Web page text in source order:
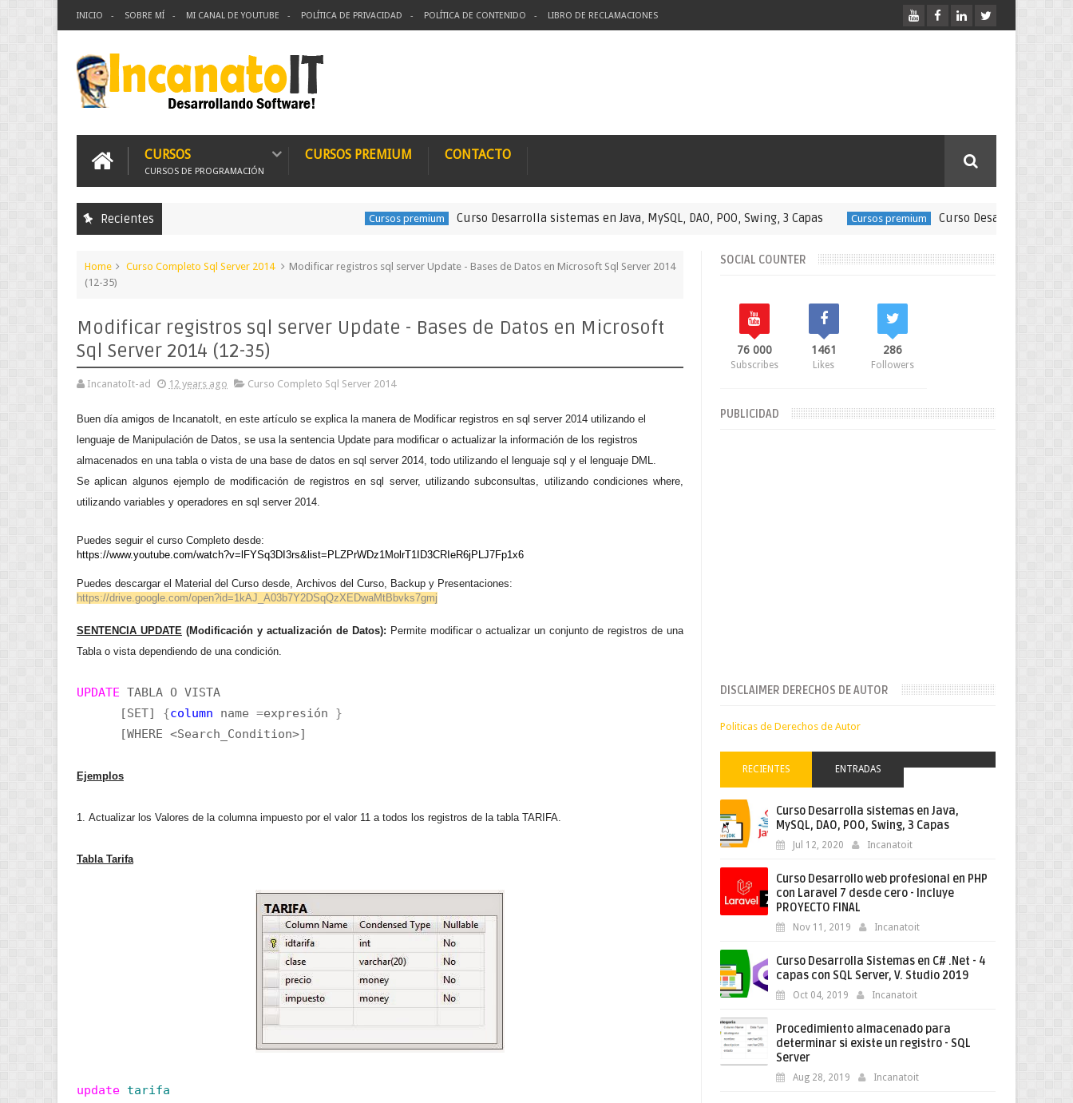
INICIO SOBRE MÍ MI CANAL DE YOUTUBE POLÍTICA DE PRIVACIDAD POLÍTICA DE CONTENIDO LIBRO DE RECLAMACIONES
CURSOS
CURSOS DE PROGRAMACIÓN
CURSOS PREMIUM CONTACTO
Recientes Cursos premium Curso Desarrolla sistemas en Java, MySQL, DAO, POO, Swing, 3 Capas Cursos premium Curso Desarrollo web
Home Curso Completo Sql Server 2014
Modificar registros sql server Update - Bases de Datos en Microsoft Sql Server 2014
(12-35)
Modificar registros sql server Update - Bases de Datos en Microsoft
Sql Server 2014 (12-35)
IncanatoIt-ad 12 years ago Curso Completo Sql Server 2014
Buen día amigos de IncanatoIt, en este artículo se explica la manera de Modificar registros en sql server 2014 utilizando el
lenguaje de Manipulación de Datos, se usa la sentencia Update para modificar o actualizar la información de los registros
almacenados en una tabla o vista de una base de datos en sql server 2014, todo utilizando el lenguaje sql y el lenguaje DML.
Se aplican algunos ejemplo de modificación de registros en sql server, utilizando subconsultas, utilizando condiciones where,
utilizando variables y operadores en sql server 2014.
Puedes seguir el curso Completo desde:
https://www.youtube.com/watch?v=lFYSq3DI3rs&list=PLZPrWDz1MolrT1ID3CRIeR6jPLJ7Fp1x6
Puedes descargar el Material del Curso desde, Archivos del Curso, Backup y Presentaciones:
https://drive.google.com/open?id=1kAJ_A03b7Y2DSqQzXEDwaMtBbvks7gmj
SENTENCIA UPDATE(Modificación y actualización de Datos): Permite modificar o actualizar un conjunto de registros de una
Tabla o vista dependiendo de una condición.
UPDATE TABLA O VISTA
[SET] {column name =expresión }
[WHERE <Search_Condition>]
Ejemplos
1. Actualizar los Valores de la columna impuesto por el valor 11 a todos los registros de la tabla TARIFA.
Tabla Tarifa
update tarifa
SOCIAL COUNTER
76 000
Subscribes
1461
Likes
286
Followers
PUBLICIDAD
DISCLAIMER DERECHOS DE AUTOR
Politicas de Derechos de Autor
RECIENTES ENTRADAS
Curso Desarrolla sistemas en Java,
MySQL, DAO, POO, Swing, 3 Capas
Jul 12, 2020 Incanatoit
Curso Desarrollo web profesional en PHP
con Laravel 7 desde cero - Incluye
PROYECTO FINAL
Nov 11, 2019 Incanatoit
Curso Desarrolla Sistemas en C# .Net - 4
capas con SQL Server, V. Studio 2019
Oct 04, 2019 Incanatoit
Procedimiento almacenado para
determinar si existe un registro - SQL
Server
Aug 28, 2019 Incanatoit